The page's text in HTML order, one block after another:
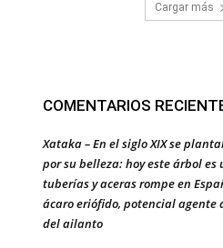
Cargar más
COMENTARIOS
Xataka – En el siglo XIX se
por su belleza: hoy este árbol es
tuberías y aceras rompe en
ácaro eriófido, potencial agente
del ailanto